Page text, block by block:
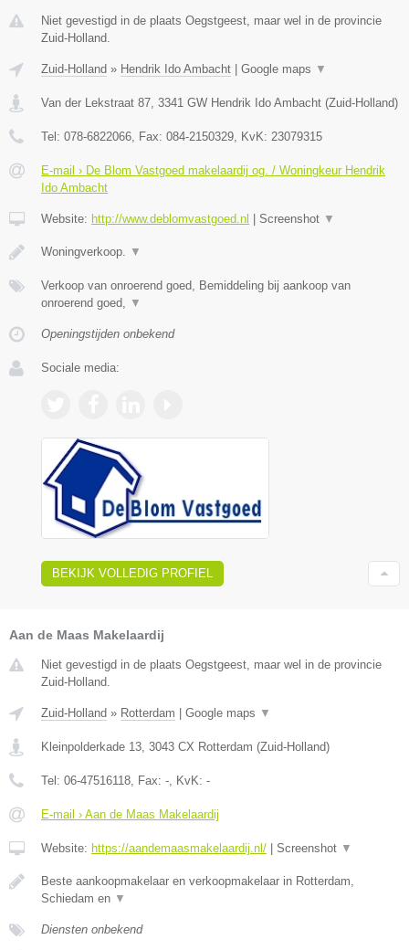
Niet gevestigd in de plaats Oegstgeest, maar wel in de provincie
Zuid-Holland.
Zuid-Holland » Hendrik Ido Ambacht Google maps ▼
Van der Lekstraat 87, 3341 GW Hendrik Ido Ambacht (Zuid-Holland)
Tel: 078-6822066, Fax: 084-2150329, KvK: 23079315
E-mail › De Blom Vastgoed makelaardij og. / Woningkeur Hendrik
Ido Ambacht
Website: http://www.deblomvastgoed.nl Screenshot ▼
Woningverkoop. ▼
Verkoop van onroerend goed, Bemiddeling bij aankoop van
onroerend goed, ▼
Openingstijden onbekend
Sociale media:
BEKIJK VOLLEDIG PROFIEL
Aan de Maas Makelaardij
Niet gevestigd in de plaats Oegstgeest, maar wel in de provincie
Zuid-Holland.
Zuid-Holland » Rotterdam Google maps ▼
Kleinpolderkade 13, 3043 CX Rotterdam (Zuid-Holland)
Tel: 06-47516118, Fax: -, KvK: -
E-mail › Aan de Maas Makelaardij
Website: https://aandemaasmakelaardij.nl/ Screenshot ▼
Beste aankoopmakelaar en verkoopmakelaar in Rotterdam,
Schiedam en ▼
Diensten onbekend